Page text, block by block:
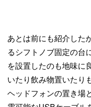
あとは前にも紹介した
るシフトノブ固定の台
を設置したのも地味に
いたり飲み物置いたり
ヘッドフォンの置き場